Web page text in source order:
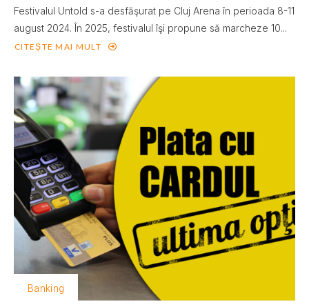
Festivalul Untold s-a desfăşurat pe Cluj Arena în perioada 8-11
august 2024. În 2025, festivalul îşi propune să marcheze 10...
CITEȘTE MAI MULT
Banking